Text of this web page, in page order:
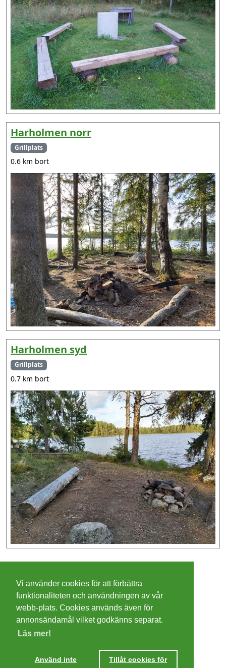
Harholmen norr
Grillplats
0.6 km bort
Harholmen syd
Grillplats
0.7 km bort
Ta mig dit
Cookies
Integritetspolicy
Villkor
Vi använder cookies för att förbättra
funktionaliteten och användningen av vår
webb-plats. Cookies används även för
annonsändamål vilket godkänns separat.
Läs mer!
Använd inte
Tillåt cookies för